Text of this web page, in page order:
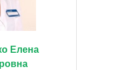
Елена